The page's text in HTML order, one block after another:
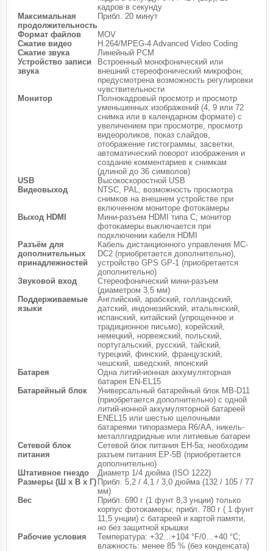
кадров в секунду
Максимальная
продолжительность
Прибл. 20 минут
Формат файлов
MOV
Сжатие видео
H.264/MPEG-4 Advanced Video Coding
Сжатие звука
Линейный PCM
Устройство записи
звука
Встроенный монофонический или
внешний стереофонический микрофон;
предусмотрена возможность регулировки
чувствительности
Монитор
Полнокадровый просмотр и просмотр
уменьшенных изображений (4, 9 или 72
снимка или в календарном формате) с
увеличением при просмотре, просмотр
видеороликов, показ слайдов,
отображение гистограммы, засветки,
автоматический поворот изображения и
создание комментариев к снимкам
(длиной до 36 символов)
USB
Высокоскоростной USB
Видеовыход
NTSC, PAL; возможность просмотра
снимков на внешнем устройстве при
включенном мониторе фотокамеры
Выход HDMI
Мини-разъем HDMI типа С; монитор
фотокамеры выключается при
подключении кабеля HDMI
Разъём для
дополнительных
принадлежностей
Кабель дистанционного управления MC-
DC2 (приобретается дополнительно),
устройство GPS GP-1 (приобретается
дополнительно)
Звуковой вход
Стереофонический мини-разъем
(диаметром 3,5 мм)
Поддерживаемые
языки
Английский, арабский, голландский,
датский, индонезийский, итальянский,
испанский, китайский (упрощенное и
традиционное письмо), корейский,
немецкий, норвежский, польский,
португальский, русский, тайский,
турецкий, финский, французский,
чешский, шведский, японский
Батарея
Одна литий-ионная аккумуляторная
батарея EN-EL15
Батарейный блок
Универсальный батарейный блок MB-D11
(приобретается дополнительно) с одной
литий-ионной аккумуляторной батареей
ENEL15 или шестью щелочными
батареями типоразмера R6/AA, никель-
металлгидридные или литиевые батареи
Сетевой блок
питания
Сетевой блок питания EH-5a; необходим
разъем питания EP-5B (приобретается
дополнительно)
Штативное гнездо
Диаметр 1/4 дюйма (ISO 1222)
Размеры (Ш х В х Г) Прибл. 5,2 / 4,1 / 3,0 дюйма (132 / 105 / 77
мм)
Вес
Прибл. 690 г (1 фунт 8,3 унции) только
корпус фотокамеры; прибл. 780 г ( 1 фунт
11,5 унции) с батареей и картой памяти,
но без защитной крышки
Рабочие условия
Температура: +32…+104 °F/0…+40 °C;
влажность: менее 85 % (без конденсата)